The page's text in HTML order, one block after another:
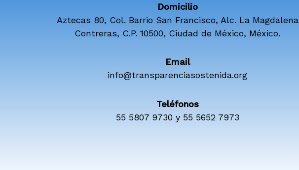
Domicilio
Aztecas 80, Col. Barrio San Francisco, Alc. La Magdalena
Contreras, C.P. 10500, Ciudad de México, México.
Email
info@transparenciasostenida.org
Teléfonos
55 5807 9730 y 55 5652 7973